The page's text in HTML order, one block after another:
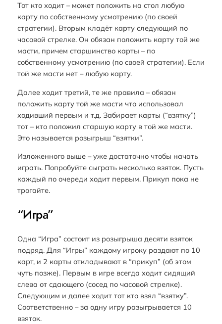
Тот кто ходит – может положить на стол любую
карту по собственному усмотрению (по своей
стратегии). Вторым кладёт карту следующий по
часовой стрелке. Он обязан положить карту той же
масти, причем старшинство карты – по
собственному усмотрению (по своей стратегии). Если
той же масти нет – любую карту.
Далее ходит третий, те же правила – обязан
положить карту той же масти что использовал
ходивший первым и т.д. Забирает карты (“взятку”)
тот – кто положил старшую карту в той же масти.
Это называется розыгрыш “взятки”.
Изложенного выше – уже достаточно чтобы начать
играть. Попробуйте сыграть несколько взяток. Пусть
каждый по очереди ходит первым. Прикуп пока не
трогайте.
“Игра”
Одна “Игра” состоит из розыгрыша десяти взяток
подряд. Для “Игры” каждому игроку раздают по 10
карт, и 2 карты откладывают в “прикуп” (об этом
чуть позже). Первым в игре всегда ходит сидящий
слева от сдающего (сосед по часовой стрелке).
Следующим и далее ходит тот кто взял “взятку”.
Соответственно – за одну игру разыгрывается 10
взяток.